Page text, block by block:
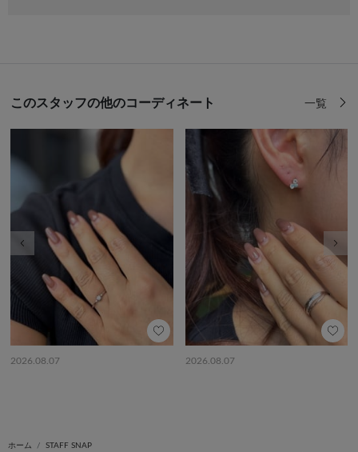
このスタッフの他のコーディネート 一覧
2026.08.07 2026.08.07
前の画像
ホーム
STAFF SNAP